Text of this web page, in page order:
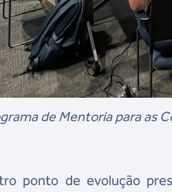
de Mentoria para as
ponto de evolução